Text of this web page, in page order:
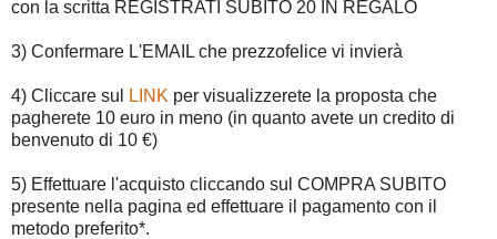
con la scritta REGISTRATI SUBITO 20 IN REGALO
3) Confermare L'EMAIL che prezzofelice vi invierà
4) Cliccare sul LINK per visualizzerete la proposta che
pagherete 10 euro in meno (in quanto avete un credito di
benvenuto di 10 €)
5) Effettuare l'acquisto cliccando sul COMPRA SUBITO
presente nella pagina ed effettuare il pagamento con il
metodo preferito*.